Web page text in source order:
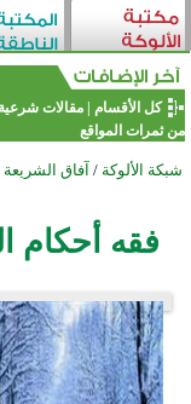
كل الأقسام |مقالات شرعية
من ثمرات المواقع
شبكة الألوكة / آفاق الشريعة
فقه أحكام